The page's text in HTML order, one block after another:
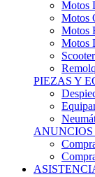
Motos
Motos
PIEZAS Y